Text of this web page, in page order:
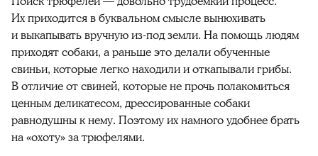
Их приходится в буквальном смысле вынюхивать
и выкапывать вручную из-под земли. На помощь людям
приходят собаки, а раньше это делали обученные
свиньи, которые легко находили и откапывали грибы.
В отличие от свиней, которые не прочь полакомиться
ценным деликатесом, дрессированные собаки
равнодушны к нему. Поэтому их намного удобнее брать
на «охоту» за трюфелями.